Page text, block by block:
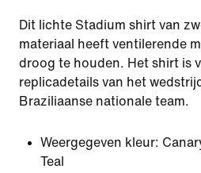
Dit lichte Stadium shirt van
materiaal heeft ventilerende
droog te houden. Het shirt is
replicadetails van het
Braziliaanse nationale team.
Weergegeven kleur:
Teal